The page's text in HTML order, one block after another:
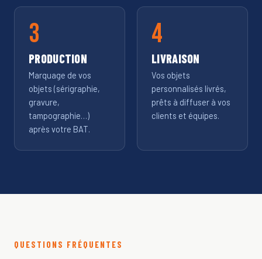
PRODUCTION
Marquage de vos
objets (sérigraphie,
gravure,
tampographie…)
après votre BAT.
LIVRAISON
Vos objets
personnalisés livrés,
prêts à diffuser à vos
clients et équipes.
QUESTIONS FRÉQUENTES